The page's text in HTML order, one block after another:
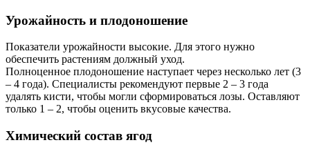
Урожайность и плодоношение
Показатели урожайности высокие. Для этого нужно
обеспечить растениям должный уход.
Полноценное плодоношение наступает через несколько лет (3
– 4 года). Специалисты рекомендуют первые 2 – 3 года
удалять кисти, чтобы могли сформироваться лозы. Оставляют
только 1 – 2, чтобы оценить вкусовые качества.
Химический состав ягод